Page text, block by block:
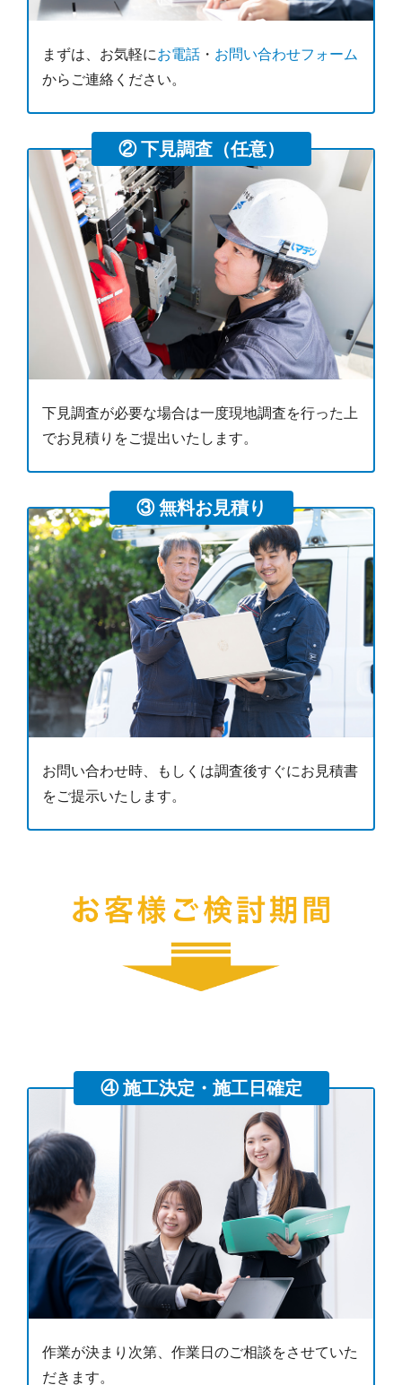
まずは、お気軽にお電話 ・ お問い合わせフォーム
からご連絡ください。
② 下見調査（任意）
下見調査が必要な場合は一度現地調査を行った上
でお見積りをご提出いたします。
③ 無料お見積り
お問い合わせ時、もしくは調査後すぐにお見積書
をご提示いたします。
④ 施工決定・施工日確定
作業が決まり次第、作業日のご相談をさせていた
だきます。